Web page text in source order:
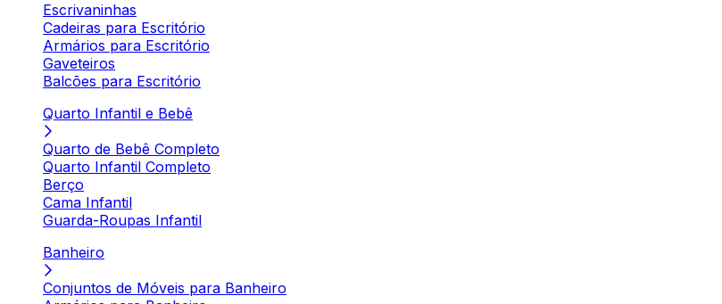
Escrivaninhas
Cadeiras para Escritório
Armários para Escritório
Gaveteiros
Balcões para Escritório
Quarto Infantil e Bebê
Quarto de Bebê Completo
Quarto Infantil Completo
Berço
Cama Infantil
Guarda-Roupas Infantil
Banheiro
Conjuntos de Móveis para Banheiro